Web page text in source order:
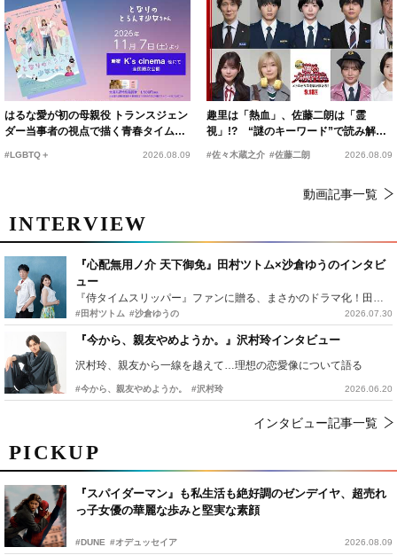
PICKUP
『スパイダーマン』も私生活も絶好調のゼンデイヤ、超売れ
っ子女優の華麗な歩みと堅実な素顔
#DUNE #オデュッセイア 2026.08.09
はるな愛が初の母親役 トランスジェン
ダー当事者の視点で描く青春タイムス
#LGBTQ＋ 2026.08.09
趣里は「熱血」、佐藤二朗は「霊
視」!? “謎のキーワード”で読み解く
『踊る大捜査線 N.E.W.』新メンバー
#佐々木蔵之介 #佐藤二朗 2026.08.09
動画記事一覧
INTERVIEW
『心配無用ノ介 天下御免』田村ツトム×沙倉ゆうのインタビ
ュー
『侍タイムスリッパー』ファンに贈る、まさかのドラマ化！田村ツトム×沙倉ゆうのが語る『心配無用ノ介』撮影秘話
#田村ツトム #沙倉ゆうの 2026.07.30
『今から、親友やめようか。』沢村玲インタビュー
沢村玲、親友から一線を越えて…理想の恋愛像について語る
#今から、親友やめようか。 #沢村玲 2026.06.20
インタビュー記事一覧